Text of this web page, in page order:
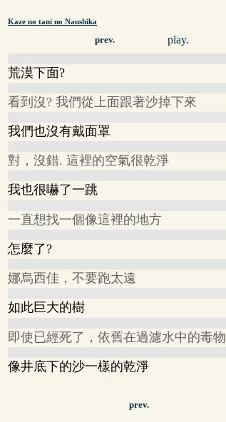
Kaze no tani no Naushika
prev. play.
荒漠下面?
看到沒? 我們從上面跟著沙掉下來
我們也沒有戴面罩
對，沒錯. 這裡的空氣很乾淨
我也很嚇了一跳
一直想找一個像這裡的地方
怎麼了?
娜烏西佳，不要跑太遠
如此巨大的樹
即使已經死了，依舊在過濾水中的毒物
像井底下的沙一樣的乾淨
prev.